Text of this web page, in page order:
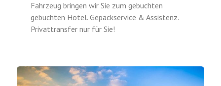
Fahrzeug bringen wir Sie zum gebuchten
gebuchten Hotel. Gepäckservice & Assistenz.
Privattransfer nur für Sie!